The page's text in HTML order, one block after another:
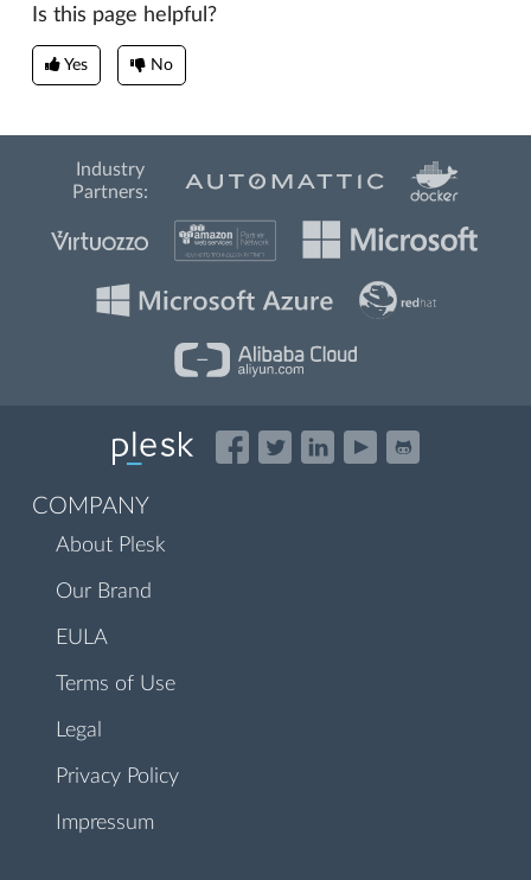
Is this page helpful?
Yes No
Industry
Partners:
COMPANY
About Plesk
Our Brand
EULA
Terms of Use
Legal
Privacy Policy
Impressum